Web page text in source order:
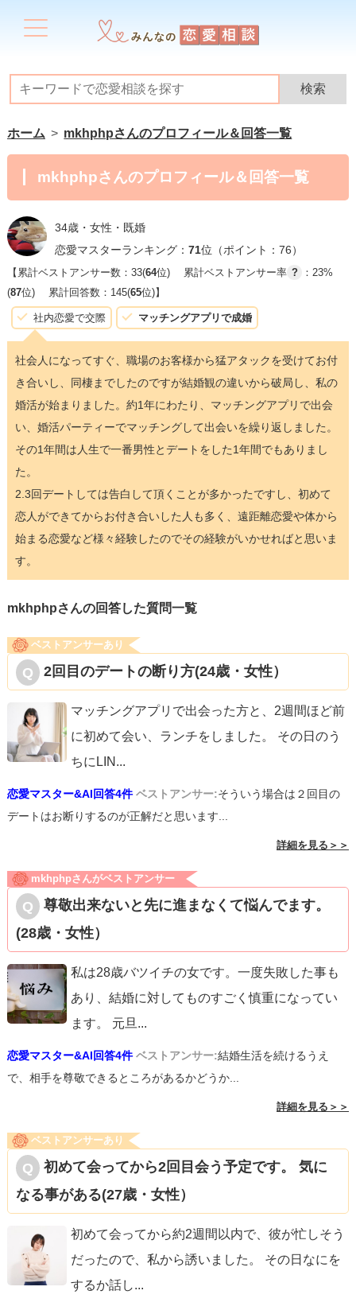
ホーム mkhphpさんのプロフィール＆回答一覧
mkhphpさんのプロフィール＆回答一覧
34歳・女性・既婚
恋愛マスターランキング： 71位（ポイント：76）
【累計ベストアンサー数：33(64位) 累計ベストアンサー率 ?
：23%
(87位) 累計回答数：145(65位)】
社内恋愛で交際 マッチングアプリで成婚
社会人になってすぐ、職場のお客様から猛アタックを受けてお付
き合いし、同棲までしたのですが結婚観の違いから破局し、私の
婚活が始まりました。約1年にわたり、マッチングアプリで出会
い、婚活パーティーでマッチングして出会いを繰り返しました。
その1年間は人生で一番男性とデートをした1年間でもありまし
た。
2.3回デートしては告白して頂くことが多かったですし、初めて
恋人ができてからお付き合いした人も多く、遠距離恋愛や体から
始まる恋愛など様々経験したのでその経験がいかせればと思いま
す。
mkhphpさんの回答した質問一覧
ベストアンサーあり
2回目のデートの断り方(24歳・女性）
マッチングアプリで出会った方と、2週間ほど前
に初めて会い、ランチをしました。 その日のう
ちにLIN ...
恋愛マスター&AI回答4件 ベストアンサー:そういう場合は２回目の
デートはお断りするのが正解だと思います...
詳細を見る＞＞
mkhphpさんがベストアンサー
尊敬出来ないと先に進まなくて悩んでます。
(28歳・女性）
私は28歳バツイチの女です。一度失敗した事も
あり、結婚に対してものすごく慎重になってい
ます。 元旦 ...
恋愛マスター&AI回答4件 ベストアンサー:結婚生活を続けるうえ
で、相手を尊敬できるところがあるかどうか...
詳細を見る＞＞
ベストアンサーあり
初めて会ってから2回目会う予定です。 気に
なる事がある(27歳・女性）
初めて会ってから約2週間以内で、彼が忙しそう
だったので、私から誘いました。 その日なにを
するか話し...